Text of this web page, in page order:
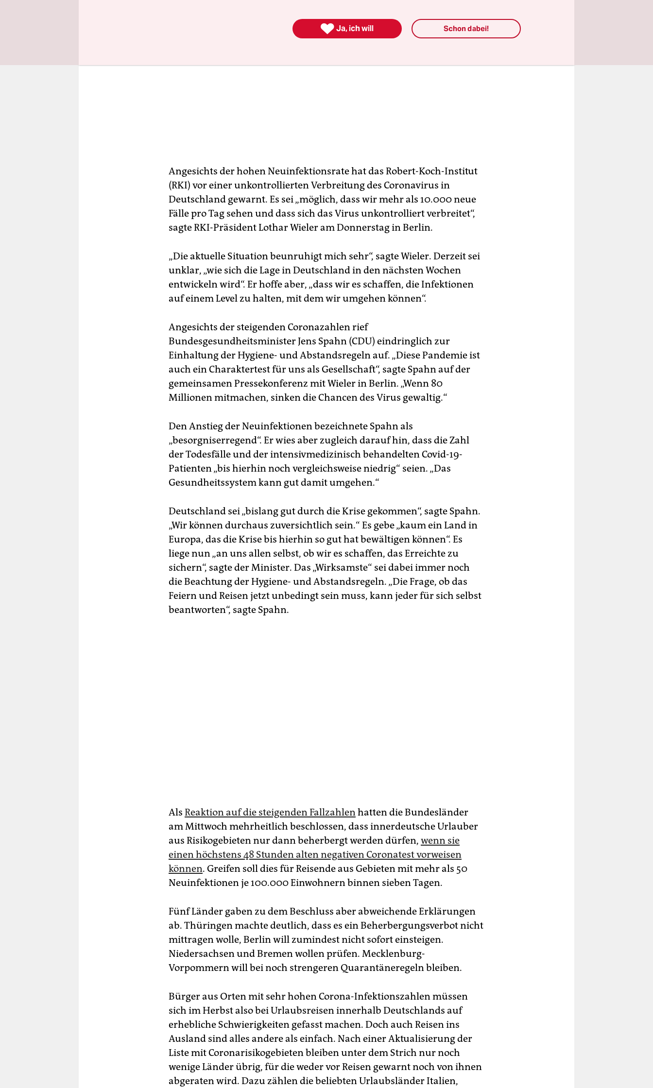
Angesichts der hohen Neuinfektionsrate hat das Robert-Koch-Institut
(RKI) vor einer unkontrollierten Verbreitung des Coronavirus in
Deutschland gewarnt. Es sei „möglich, dass wir mehr als 10.000 neue
Fälle pro Tag sehen und dass sich das Virus unkontrolliert verbreitet“,
sagte RKI-Präsident Lothar Wieler am Donnerstag in Berlin.
„Die aktuelle Situation beunruhigt mich sehr“, sagte Wieler. Derzeit sei
unklar, „wie sich die Lage in Deutschland in den nächsten Wochen
entwickeln wird“. Er hoffe aber, „dass wir es schaffen, die Infektionen
auf einem Level zu halten, mit dem wir umgehen können“.
Angesichts der steigenden Coronazahlen rief
Bundesgesundheitsminister Jens Spahn (CDU) eindringlich zur
Einhaltung der Hygiene- und Abstandsregeln auf. „Diese Pandemie ist
auch ein Charaktertest für uns als Gesellschaft“, sagte Spahn auf der
gemeinsamen Pressekonferenz mit Wieler in Berlin. „Wenn 80
Millionen mitmachen, sinken die Chancen des Virus gewaltig.“
Den Anstieg der Neuinfektionen bezeichnete Spahn als
„besorgniserregend“. Er wies aber zugleich darauf hin, dass die Zahl
der Todesfälle und der intensivmedizinisch behandelten Covid-19-
Patienten „bis hierhin noch vergleichsweise niedrig“ seien. „Das
Gesundheitssystem kann gut damit umgehen.“
Deutschland sei „bislang gut durch die Krise gekommen“, sagte Spahn.
„Wir können durchaus zuversichtlich sein.“ Es gebe „kaum ein Land in
Europa, das die Krise bis hierhin so gut hat bewältigen können“. Es
liege nun „an uns allen selbst, ob wir es schaffen, das Erreichte zu
sichern“, sagte der Minister. Das „Wirksamste“ sei dabei immer noch
die Beachtung der Hygiene- und Abstandsregeln. „Die Frage, ob das
Feiern und Reisen jetzt unbedingt sein muss, kann jeder für sich selbst
beantworten“, sagte Spahn.
Als Reaktion auf die steigenden Fallzahlenhatten die Bundesländer
am Mittwoch mehrheitlich beschlossen, dass innerdeutsche Urlauber
aus Risikogebieten nur dann beherbergt werden dürfen, wenn sie
einen höchstens 48 Stunden alten negativen Coronatest vorweisen
können. Greifen soll dies für Reisende aus Gebieten mit mehr als 50
Neuinfektionen je 100.000 Einwohnern binnen sieben Tagen.
Fünf Länder gaben zu dem Beschluss aber abweichende Erklärungen
ab. Thüringen machte deutlich, dass es ein Beherbergungsverbot nicht
mittragen wolle, Berlin will zumindest nicht sofort einsteigen.
Niedersachsen und Bremen wollen prüfen. Mecklenburg-
Vorpommern will bei noch strengeren Quarantäneregeln bleiben.
Bürger aus Orten mit sehr hohen Corona-Infektionszahlen müssen
sich im Herbst also bei Urlaubsreisen innerhalb Deutschlands auf
erhebliche Schwierigkeiten gefasst machen. Doch auch Reisen ins
Ausland sind alles andere als einfach. Nach einer Aktualisierung der
Liste mit Coronarisikogebieten bleiben unter dem Strich nur noch
wenige Länder übrig, für die weder vor Reisen gewarnt noch von ihnen
abgeraten wird. Dazu zählen die beliebten Urlaubsländer Italien,
 Ja, ich will Schon dabei!